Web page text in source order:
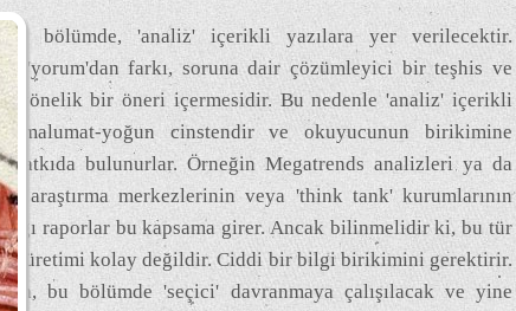
Bu bölümde, 'analiz' içerikli yazılara yer verilecektir.
'yorum'dan farkı, soruna dair çözümleyici bir teşhis ve
yönelik bir öneri içermesidir. Bu nedenle 'analiz' içerikli
malumat-yoğun cinstendir ve okuyucunun birikimine
katkıda bulunurlar. Örneğin Megatrends analizleri ya da
araştırma merkezlerinin veya 'think tank' kurumlarının
raporlar bu kapsama girer. Ancak bilinmelidir ki, bu tür
üretimi kolay değildir. Ciddi bir bilgi birikimini gerektirir.
bu bölümde 'seçici' davranmaya çalışılacak ve yine